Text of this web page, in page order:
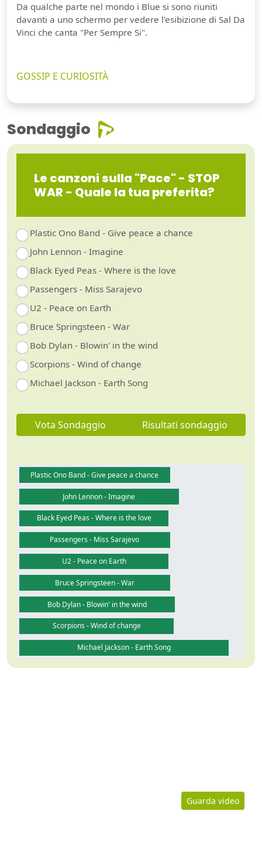
Guarda video
Da qualche parte nel mondo i Blue si sono riuniti
davanti a uno schermo per vedere l'esibizione di Sal Da
Vinci che canta "Per Sempre Si".
GOSSIP E CURIOSITÀ
Sondaggio
Le canzoni sulla "Pace" - STOP
WAR - Quale la tua preferita?
Plastic Ono Band - Give peace a chance
John Lennon - Imagine
Black Eyed Peas - Where is the love
Passengers - Miss Sarajevo
U2 - Peace on Earth
Bruce Springsteen - War
Bob Dylan - Blowin' in the wind
Scorpions - Wind of change
Michael Jackson - Earth Song
Vota Sondaggio Risultati sondaggio
Plastic Ono Band - Give peace a chance
John Lennon - Imagine
Black Eyed Peas - Where is the love
Passengers - Miss Sarajevo
U2 - Peace on Earth
Bruce Springsteen - War
Bob Dylan - Blowin' in the wind
Scorpions - Wind of change
Michael Jackson - Earth Song